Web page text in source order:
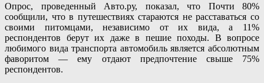
Опрос, проведенный Авто.ру, показал, что Почти 80%
сообщили, что в путешествиях стараются не расставаться со
своими питомцами, независимо от их вида, а 11%
респондентов берут их даже в пешие походы. В вопросе
любимого вида транспорта автомобиль является абсолютным
фаворитом — ему отдают предпочтение свыше 75%
респондентов.